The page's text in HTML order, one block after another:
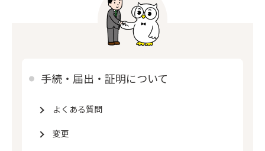
手続・届出・証明について
よくある質問
変更